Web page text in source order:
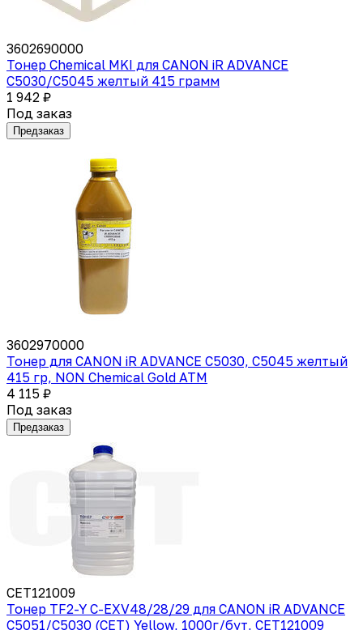
3602690000
Тонер Chemical MKI для CANON iR ADVANCE
C5030/C5045 желтый 415 грамм
1 942 ₽
Под заказ
Предзаказ
3602970000
Тонер для CANON iR ADVANCE C5030, C5045 желтый
415 гр, NON Chemical Gold ATM
4 115 ₽
Под заказ
Предзаказ
CET121009
Тонер TF2-Y C-EXV48/28/29 для CANON iR ADVANCE
C5051/C5030 (CET) Yellow, 1000г/бут, CET121009